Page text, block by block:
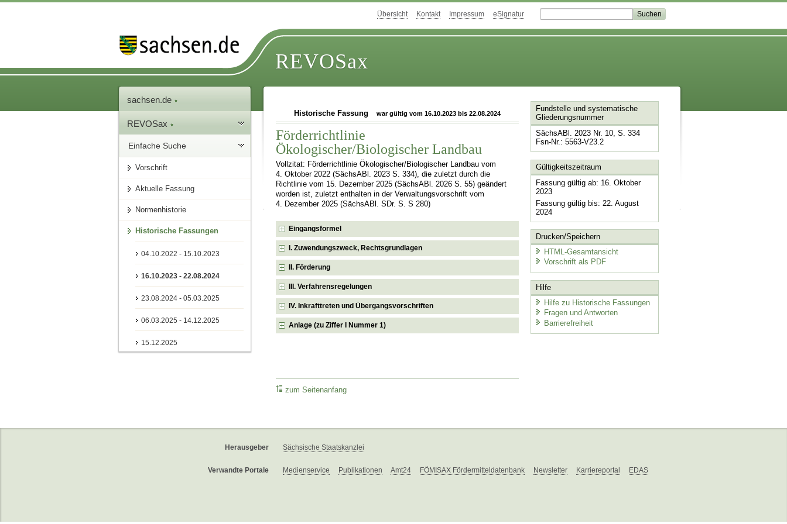
Übersicht Kontakt Impressum eSignatur
REVOSax
sachsen.de
REVOSax
Einfache Suche
Vorschrift
Aktuelle Fassung
Normenhistorie
Historische Fassungen
04.10.2022 - 15.10.2023
16.10.2023 - 22.08.2024
23.08.2024 - 05.03.2025
06.03.2025 - 14.12.2025
15.12.2025
Historische Fassung war gültig vom 16.10.2023 bis 22.08.2024
Förderrichtlinie
Ökologischer/Biologischer Landbau
Vollzitat: Förderrichtlinie Ökologischer/Biologischer Landbau vom
4. Oktober 2022 (SächsABl. 2023 S. 334), die zuletzt durch die
Richtlinie vom 15. Dezember 2025 (SächsABl. 2026 S. 55) geändert
worden ist, zuletzt enthalten in der Verwaltungsvorschrift vom
4. Dezember 2025 (SächsABl. SDr. S. S 280)
Eingangsformel
I. Zuwendungszweck, Rechtsgrundlagen
II. Förderung
III. Verfahrensregelungen
IV. Inkrafttreten und Übergangsvorschriften
Anlage (zu Ziffer I Nummer 1)
zum Seitenanfang
Fundstelle und systematische
Gliederungsnummer
SächsABl. 2023 Nr. 10, S. 334
Fsn-Nr.: 5563-V23.2
Gültigkeitszeitraum
Fassung gültig ab: 16. Oktober
2023
Fassung gültig bis: 22. August
2024
Drucken/Speichern
HTML-Gesamtansicht
Vorschrift als PDF
Hilfe
Hilfe zu Historische Fassungen
Fragen und Antworten
Barrierefreiheit
Herausgeber Sächsische Staatskanzlei
Verwandte Portale Medienservice Publikationen Amt24 FÖMISAX Fördermitteldatenbank Newsletter Karriereportal EDAS